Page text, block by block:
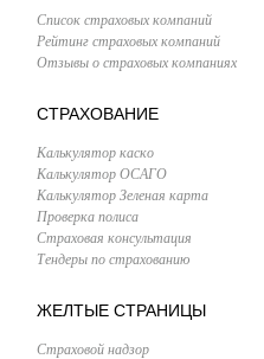
Список страховых компаний
Рейтинг страховых компаний
Отзывы о страховых компаниях
СТРАХОВАНИЕ
Калькулятор каско
Калькулятор ОСАГО
Калькулятор Зеленая карта
Проверка полиса
Страховая консультация
Тендеры по страхованию
ЖЕЛТЫЕ СТРАНИЦЫ
Страховой надзор